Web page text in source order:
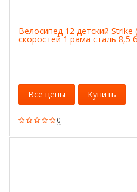
Велосипед 12 детский Strike
скоростей 1 рама сталь 8,5
0
Все цены Купить